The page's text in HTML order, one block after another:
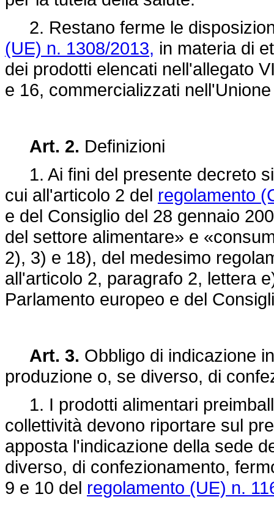
2. Restano ferme le
(UE) n. 1308/2013, in materia di
dei prodotti elencati nell'allegato
e 16, commercializzati
Art. 2. Definizioni
1. Ai fini del presente decreto
cui all'articolo 2 del regolamento
e del Consiglio del 28 gennaio
del settore alimentare» e
2), 3) e 18), del medesimo
all'articolo 2, paragrafo 2, lettera
Parlamento europeo e del
Art. 3. Obbligo di indicazione
produzione o, se diverso, di
1. I prodotti alimentari
collettività devono riportare sul
apposta l'indicazione della sede
diverso, di confezionamento,
9 e 10 del regolamento (UE) n.